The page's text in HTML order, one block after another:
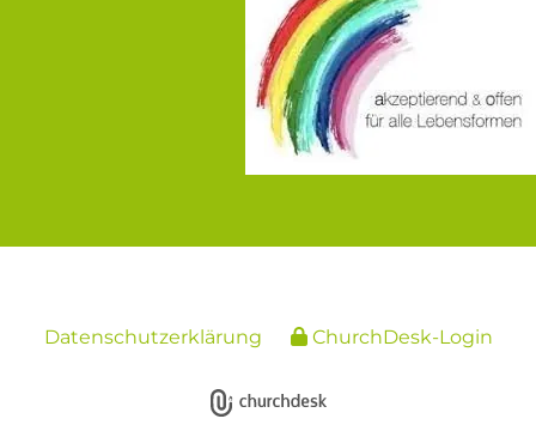
Datenschutzerklärung ChurchDesk-Login